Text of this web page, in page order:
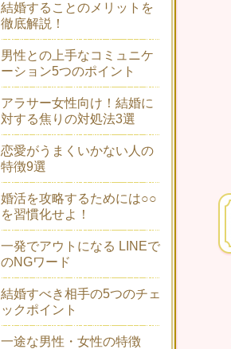
結婚することのメリットを
徹底解説！
男性との上手なコミュニケ
ーション5つのポイント
アラサー女性向け！結婚に
対する焦りの対処法3選
恋愛がうまくいかない人の
特徴9選
婚活を攻略するためには○○
を習慣化せよ！
一発でアウトになる LINEで
のNGワード
結婚すべき相手の5つのチェ
ックポイント
一途な男性・女性の特徴